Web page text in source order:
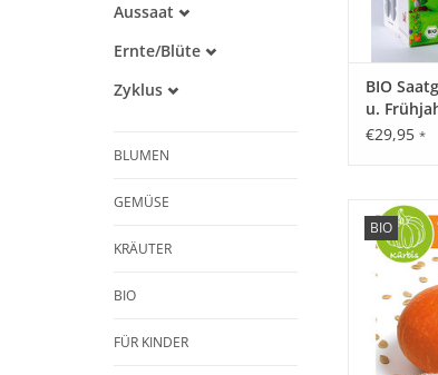
Alte Sorte
Warmkeimer
Dunkelkeimer
Aussaat
April
Mai
August
Ernte/Blüte
Juni
August
Oktober
Zyklus
BLUMEN
GEMÜSE
KRÄUTER
BIO
FÜR KINDER
BIO
u.
Lotta im
€29,95 *
BIO
vorzüglich
Schale
ZUM